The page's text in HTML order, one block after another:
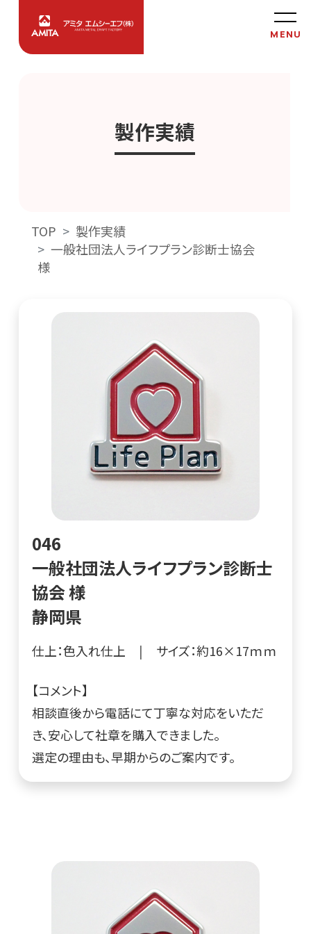
製作実績
TOP
製作実績
一般社団法人ライフプラン診断士協会
様
046
一般社団法人ライフプラン診断士
協会 様
静岡県
仕上：色入れ仕上 | サイズ：約16×17ｍｍ
【コメント】
相談直後から電話にて丁寧な対応をいただ
き、安心して社章を購入できました。
選定の理由も、早期からのご案内です。